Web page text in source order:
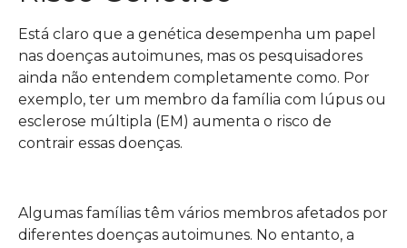
Está claro que a genética desempenha um papel
nas doenças autoimunes, mas os pesquisadores
ainda não entendem completamente como. Por
exemplo, ter um membro da família com lúpus ou
esclerose múltipla (EM) aumenta o risco de
contrair essas doenças.
Algumas famílias têm vários membros afetados por
diferentes doenças autoimunes. No entanto, a